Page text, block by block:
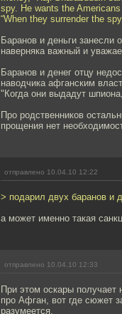
spy. He wants the
“When they surrender the
Баранов и деньги занесли
наверняка важный и
Баранов и денег отцу
наводчика афганским
"Когда они выдадут
Про родственников
прощения нет
отправлено 10.04.10 12:22
> подарил двух баранов и
а может именно такая
отправлено 10.04.10 12:33
При этом оскары
про Афган, вот где сюжет
разумеется.